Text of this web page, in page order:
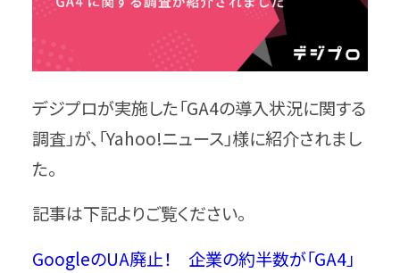
デジプロが実施した「GA4の導入状況に関する
調査」が、「Yahoo!ニュース」様に紹介されまし
た。
記事は下記よりご覧ください。
GoogleのUA廃止！ 企業の約半数が「GA4」